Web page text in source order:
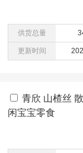
供货总量
更新时间
青欣 山楂丝
闲宝宝零食